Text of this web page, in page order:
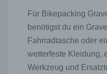
Für Bikepacking
benötigst du ein
Fahrradtasche oder
wetterfeste Kleidung,
Werkzeug und
abgegebenen
verletzt oder
Speicherung dieser
erfolgt daher im
Verarbeitung
Falle einer
exkulpieren könnte. Es